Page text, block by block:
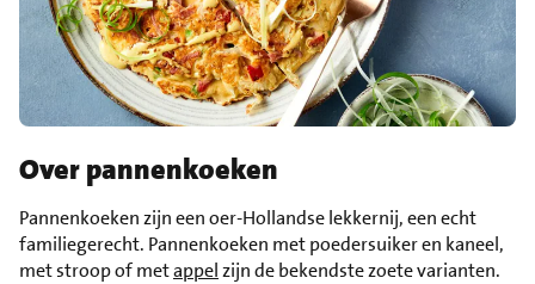
Over pannenkoeken
Pannenkoeken zijn een oer-Hollandse lekkernij, een echt
familiegerecht. Pannenkoeken met poedersuiker en kaneel,
met stroop of metappelzijn de bekendste zoete varianten.